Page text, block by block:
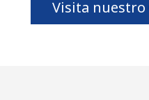
Visita nuestro